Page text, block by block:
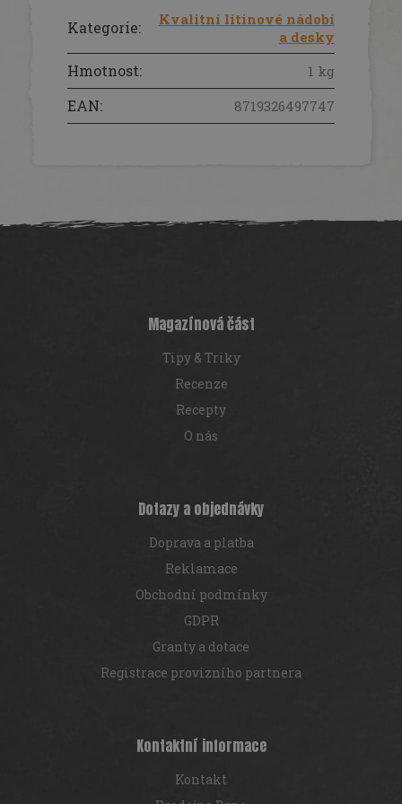
Kategorie:
Kvalitní litinové nádobí
a desky
Hmotnost: 1 kg
EAN: 8719326497747
á
Magazínová část
Tipy & Triky
Recenze
Recepty
O nás
Dotazy a objednávky
Doprava a platba
Reklamace
Obchodní podmínky
GDPR
Granty a dotace
Registrace provizního partnera
Kontaktní informace
Kontakt